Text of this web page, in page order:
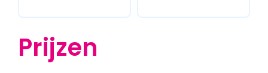
Prijzen